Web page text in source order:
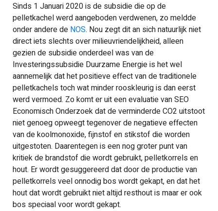
Sinds 1 Januari 2020 is de subsidie die op de
pelletkachel werd aangeboden verdwenen, zo meldde
onder andere de NOS. Nou zegt dit an sich natuurlijk niet
direct iets slechts over milieuvriendelijkheid, alleen
gezien de subsidie onderdeel was van de
Investeringssubsidie Duurzame Energie is het wel
aannemelijk dat het positieve effect van de traditionele
pelletkachels toch wat minder rooskleurig is dan eerst
werd vermoed. Zo komt er uit een evaluatie van SEO
Economisch Onderzoek dat de verminderde CO2 uitstoot
niet genoeg opweegt tegenover de negatieve effecten
van de koolmonoxide, fijnstof en stikstof die worden
uitgestoten. Daarentegen is een nog groter punt van
kritiek de brandstof die wordt gebruikt, pelletkorrels en
hout. Er wordt gesuggereerd dat door de productie van
pelletkorrels veel onnodig bos wordt gekapt, en dat het
hout dat wordt gebruikt niet altijd resthout is maar er ook
bos speciaal voor wordt gekapt.